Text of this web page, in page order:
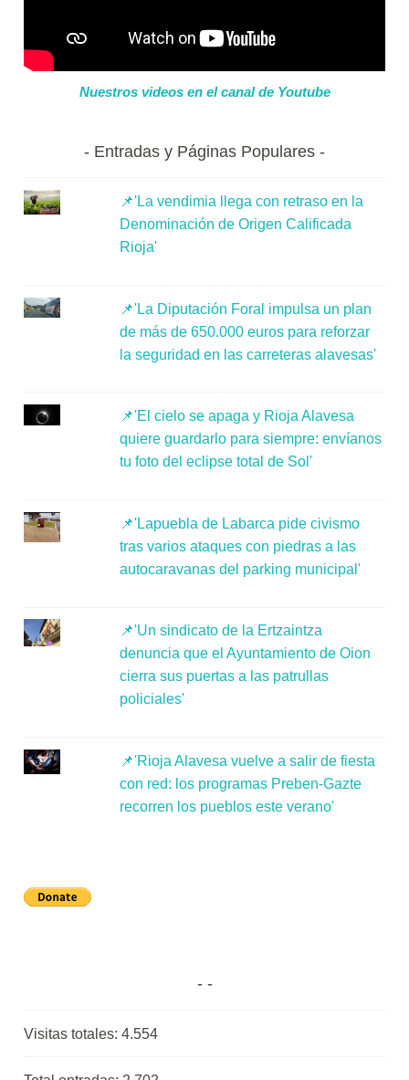
Nuestros videos en el canal de Youtube
Entradas y Páginas Populares
📌'La vendimia llega con retraso en la
Denominación de Origen Calificada
Rioja'
📌'La Diputación Foral impulsa un plan
de más de 650.000 euros para reforzar
la seguridad en las carreteras alavesas'
📌'El cielo se apaga y Rioja Alavesa
quiere guardarlo para siempre: envíanos
tu foto del eclipse total de Sol'
📌'Lapuebla de Labarca pide civismo
tras varios ataques con piedras a las
autocaravanas del parking municipal'
📌'Un sindicato de la Ertzaintza
denuncia que el Ayuntamiento de Oion
cierra sus puertas a las patrullas
policiales'
📌'Rioja Alavesa vuelve a salir de fiesta
con red: los programas Preben-Gazte
recorren los pueblos este verano'
Visitas totales:4.554